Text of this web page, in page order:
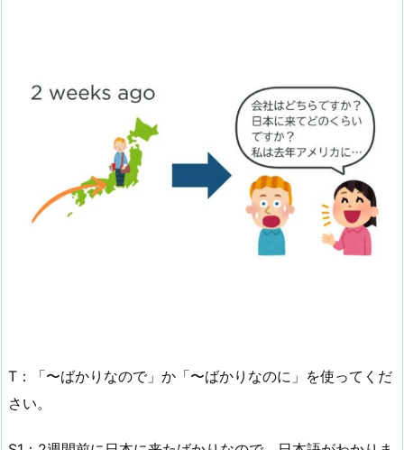
T：「〜ばかりなので」か「〜ばかりなのに」を使ってくだ
さい。